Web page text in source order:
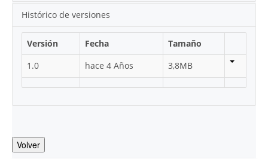
Histórico de versiones
Versión Fecha
Tamaño
1.0
hace 4 Años 3,8MB
Volver